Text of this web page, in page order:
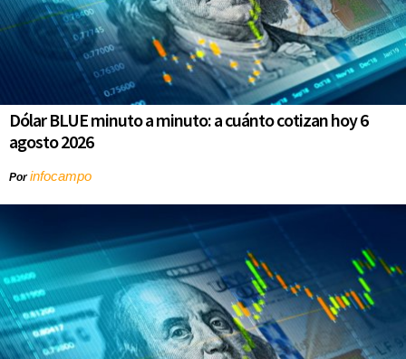
Dólar BLUE minuto a minuto: a cuánto cotizan hoy 6
agosto 2026
Porinfocampo